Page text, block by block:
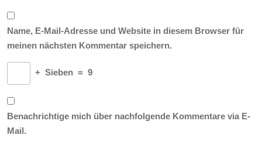
Name, E-Mail-Adresse und Website in diesem Browser für
meinen nächsten Kommentar speichern.
+ Sieben = 9
Benachrichtige mich über nachfolgende Kommentare via E-
Mail.